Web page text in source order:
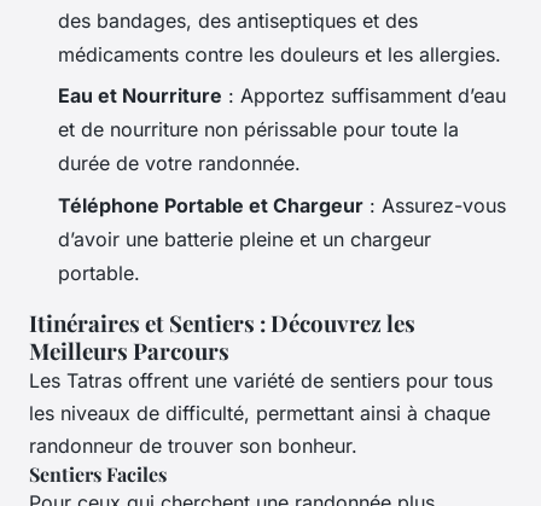
des bandages, des antiseptiques et des
médicaments contre les douleurs et les allergies.
Eau et Nourriture : Apportez suffisamment d’eau
et de nourriture non périssable pour toute la
durée de votre randonnée.
Téléphone Portable et Chargeur : Assurez-vous
d’avoir une batterie pleine et un chargeur
portable.
Itinéraires et Sentiers : Découvrez les
Meilleurs Parcours
Les Tatras offrent une variété de sentiers pour tous
les niveaux de difficulté, permettant ainsi à chaque
randonneur de trouver son bonheur.
Sentiers Faciles